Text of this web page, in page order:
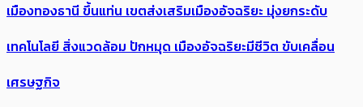
เมืองทองธานี ขึ้นแท่น เขตส่งเสริมเมืองอัจฉริยะ มุ่งยกระดับ
เทคโนโลยี สิ่งแวดล้อม ปักหมุด เมืองอัจฉริยะมีชีวิต ขับเคลื่อน
เศรษฐกิจ